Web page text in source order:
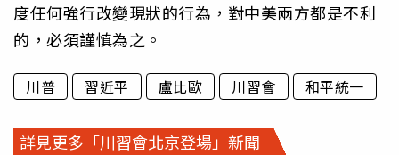
度任何強行改變現狀的行為，對中美兩方都是不利
的，必須謹慎為之。
川普 習近平 盧比歐 川習會 和平統一
詳見更多「川習會北京登場」新聞